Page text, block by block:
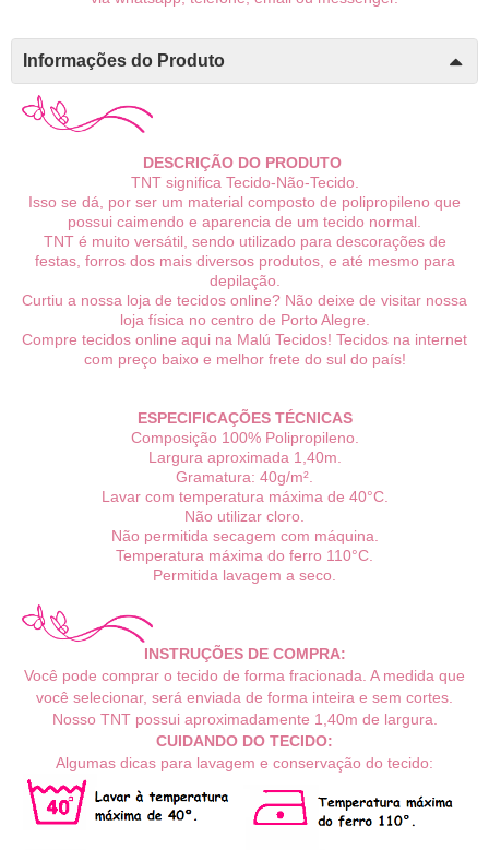
Informações do Produto
DESCRIÇÃO DO PRODUTO
TNT significa Tecido-Não-Tecido.
Isso se dá, por ser um material composto de polipropileno que
possui caimendo e aparencia de um tecido normal.
TNT é muito versátil, sendo utilizado para descorações de
festas, forros dos mais diversos produtos, e até mesmo para
depilação.
Curtiu a nossa loja de tecidos online? Não deixe de visitar nossa
loja física no centro de Porto Alegre.
Compre tecidos online aqui na Malú Tecidos! Tecidos na internet
com preço baixo e melhor frete do sul do país!
ESPECIFICAÇÕES TÉCNICAS
Composição 100%Polipropileno.
Largura aproximada 1,40m.
Gramatura: 40g/m².
Lavar com temperatura máxima de 40°C.
Não utilizar cloro.
Não permitida secagem com máquina.
Temperatura máxima do ferro 110°C.
Permitida lavagem a seco.
INSTRUÇÕES DE COMPRA:
Você pode comprar o tecido de forma fracionada. A medida que
você selecionar, será enviada de forma inteira e sem cortes.
Nosso TNT possui aproximadamente 1,40m de largura.
CUIDANDO DO TECIDO:
Algumas dicas para lavagem e conservação do tecido: